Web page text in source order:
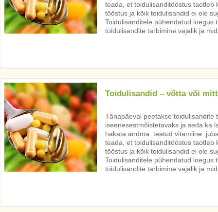
teada, et toidulisanditööstus taotleb
tööstus ja kõik toidulisandid ei ole
Toidulisanditele pühendatud loegus
toidulisandite tarbimine vajalik ja
Toidulisandid – võtta või
Tänapäeval peetakse toidulisandite
iseenesestmõistetavaks ja seda ka
hakata andma teatud vitamiine
teada, et toidulisanditööstus taotleb
tööstus ja kõik toidulisandid ei ole
Toidulisanditele pühendatud loegus
toidulisandite tarbimine vajalik ja